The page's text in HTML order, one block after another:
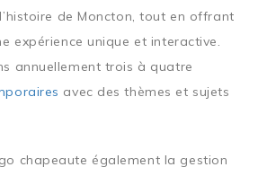
de Moncton, tout en offrant
expérience unique et interactive.
annuellement trois à quatre
avec des thèmes et sujets
chapeaute également la gestion